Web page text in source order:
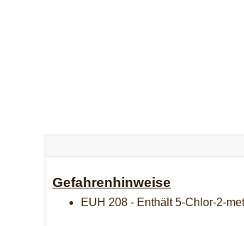
Gefahrenhinweise
EUH 208 - Enthält 5-Chlor-2-